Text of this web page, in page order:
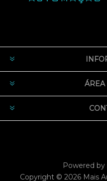
ÁREA
Powered by
Copyright © 2026 Mais